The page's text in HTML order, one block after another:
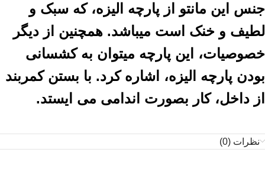
جنس این مانتو از پارچه الیزه، که سبک و
لطیف و خنک است میباشد. همچنین از دیگر
خصوصیات، این پارچه میتوان به کشسانی
بودن پارچه الیزه، اشاره کرد. با بستن کمربند
از داخل، کار بصورت اندامی می ایستد.
نظرات (0)